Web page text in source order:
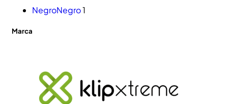
NegroNegro1
Marca